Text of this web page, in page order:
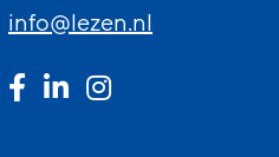
info@lezen.nl